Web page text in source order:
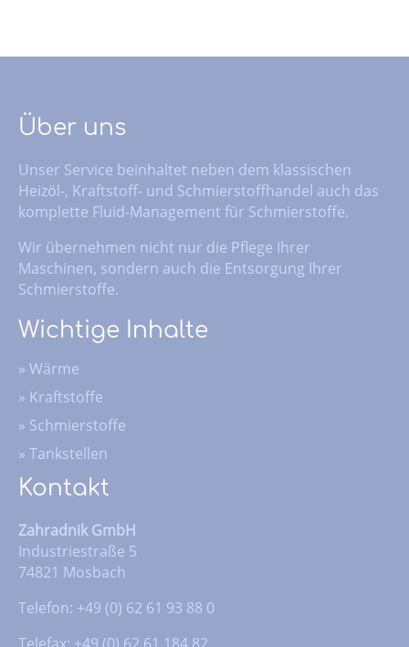
Über uns
Unser Service beinhaltet neben dem klassischen
Heizöl-, Kraftstoff- und Schmierstoffhandel auch das
komplette Fluid-Management für Schmierstoffe.
Wir übernehmen nicht nur die Pflege Ihrer
Maschinen, sondern auch die Entsorgung Ihrer
Schmierstoffe.
Wichtige Inhalte
» Wärme
» Kraftstoffe
» Schmierstoffe
» Tankstellen
Kontakt
Zahradnik GmbH
Industriestraße 5
74821 Mosbach
Telefon: +49 (0) 62 61 93 88 0
Telefax: +49 (0) 62 61 184 82